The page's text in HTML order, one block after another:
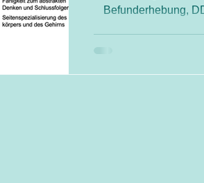
Befunderhebung,
und warum das